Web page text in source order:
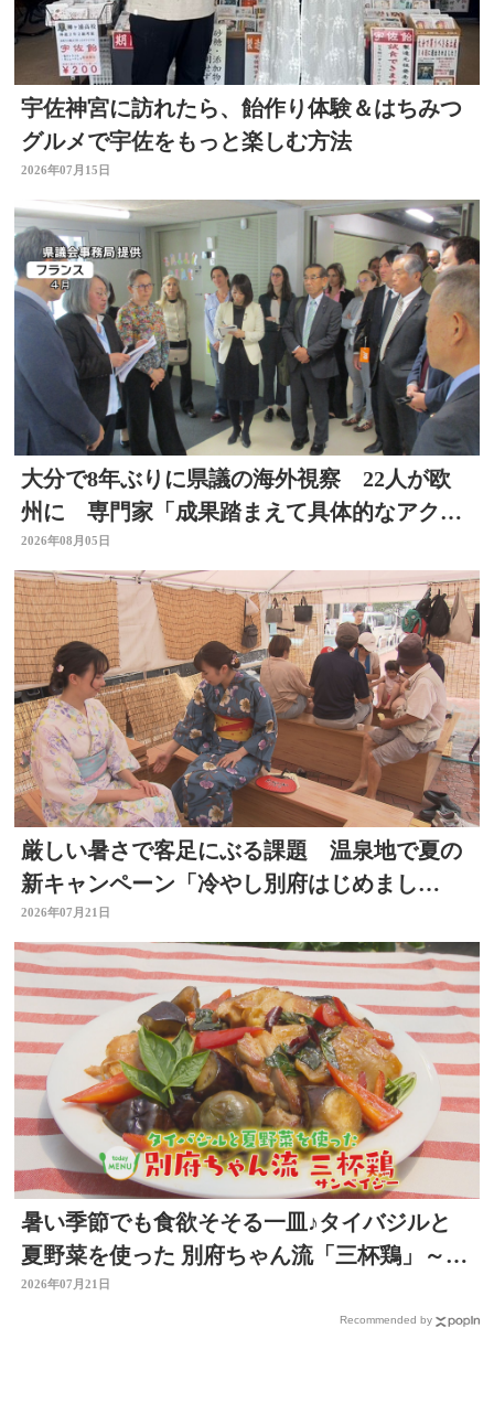
宇佐神宮に訪れたら、飴作り体験＆はちみつ
グルメで宇佐をもっと楽しむ方法
2026年07月15日
大分で8年ぶりに県議の海外視察 22人が欧
州に 専門家「成果踏まえて具体的なアクシ
ョン必要」
2026年08月05日
厳しい暑さで客足にぶる課題 温泉地で夏の
新キャンペーン「冷やし別府はじめまし
た」 冷たい足湯など設置
2026年07月21日
暑い季節でも食欲そそる一皿♪タイバジルと
夏野菜を使った 別府ちゃん流「三杯鶏」～開
店！キッチン別府ちゃん～
2026年07月21日
Recommended by